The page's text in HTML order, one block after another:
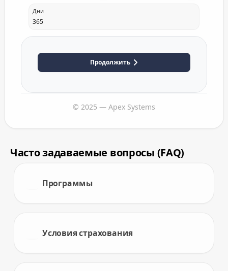
Дни
Продолжить
© 2025 — Apex Systems
Часто задаваемые вопросы (FAQ)
Программы
Условия страхования